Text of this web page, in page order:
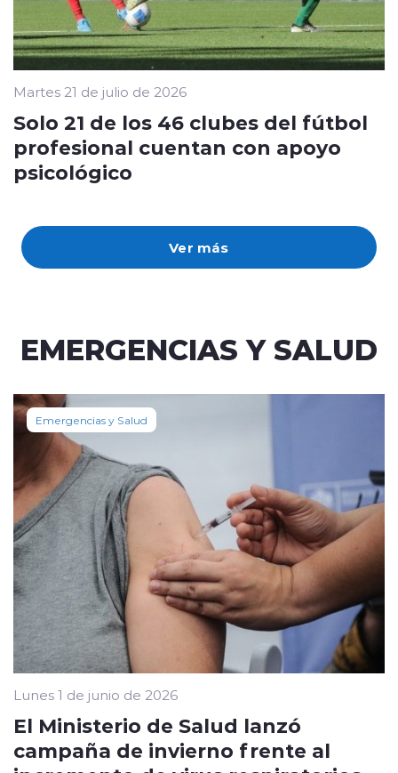
Ver más
Martes 21 de julio de 2026
Solo 21 de los 46 clubes del fútbol
profesional cuentan con apoyo
psicológico
EMERGENCIAS Y SALUD
Emergencias y Salud
Lunes 1 de junio de 2026
El Ministerio de Salud lanzó
campaña de invierno frente al